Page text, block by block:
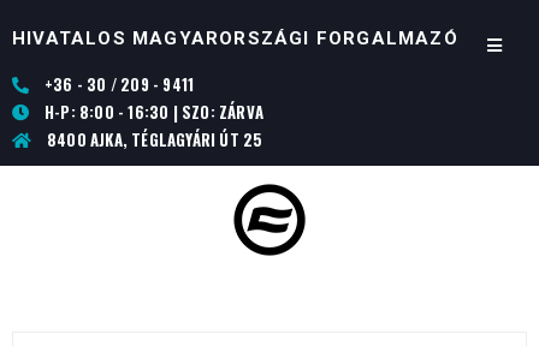
HIVATALOS MAGYARORSZÁGI FORGALMAZÓ
+36 - 30 / 209 - 9411
H-P: 8:00 - 16:30 | SZO: ZÁRVA
8400 AJKA, TÉGLAGYÁRI ÚT 25